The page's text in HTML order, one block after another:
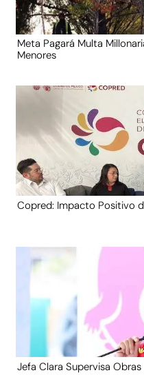
Meta Pagará Multa
Menores
Copred: Impacto Positivo
Jefa Clara Supervisa